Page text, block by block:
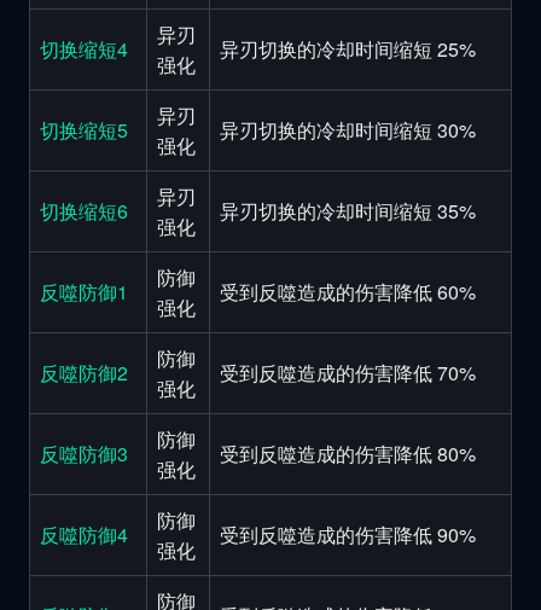
切换缩短4
异刃
强化
异刃切换的冷却时间缩短 25%
切换缩短5
异刃
强化
异刃切换的冷却时间缩短 30%
切换缩短6
异刃
强化
异刃切换的冷却时间缩短 35%
反噬防御1
防御
强化
受到反噬造成的伤害降低 60%
反噬防御2
防御
强化
受到反噬造成的伤害降低 70%
反噬防御3
防御
强化
受到反噬造成的伤害降低 80%
反噬防御4
防御
强化
受到反噬造成的伤害降低 90%
防御